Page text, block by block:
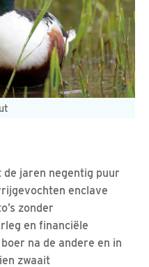
jaren negentig puur
enclave
zonder
en financiële
na de andere en in
zwaait